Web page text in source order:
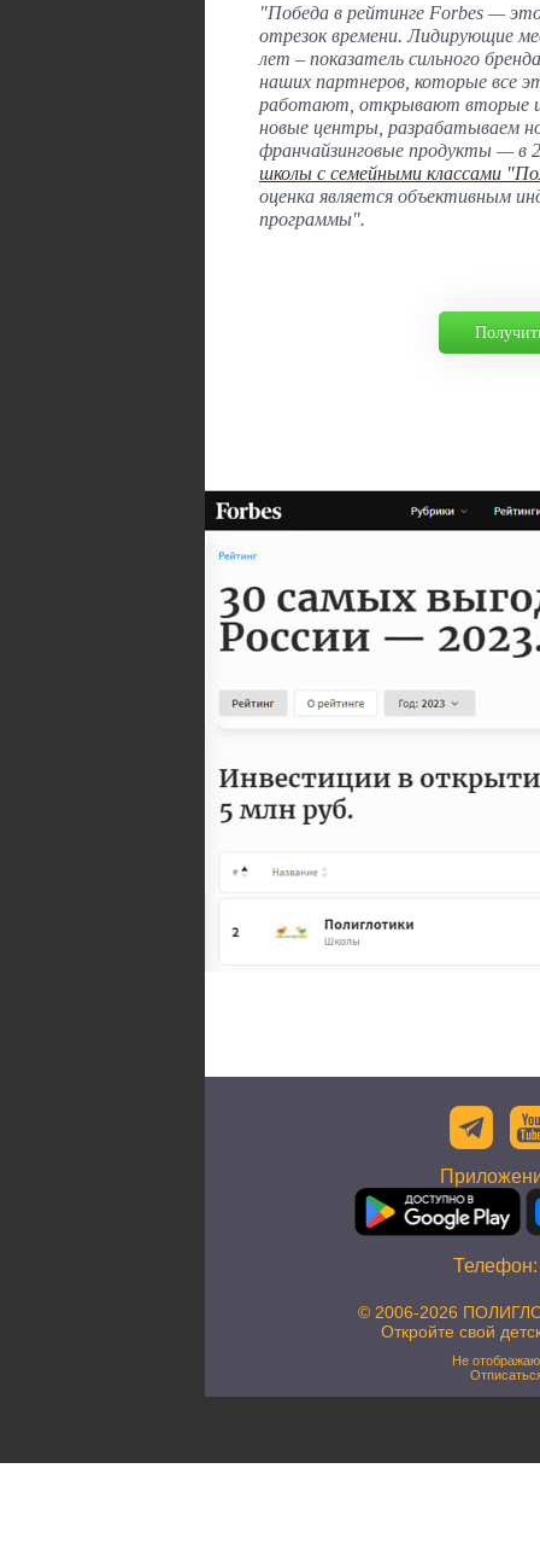
"Победа в рейтинге Forbes —
отрезок времени. Лидирующие
лет – показатель сильного
наших партнеров, которые все
работают, открывают вторые
новые центры, разрабатываем
франчайзинговые продукты — в
школы с семейными классами
оценка является объективным
программы".
© 2006-2026
Откройте свой
Не